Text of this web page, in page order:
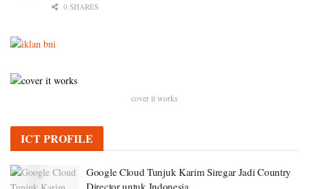
0 SHARES
cover it works
ICT PROFILE
Google Cloud Tunjuk Karim Siregar Jadi Country